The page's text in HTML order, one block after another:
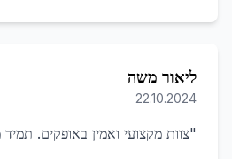
ליאור משה
22.10.2024
"צוות מקצועי ואמין באופקים.